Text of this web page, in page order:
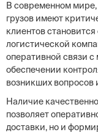
В современном мире,
грузов имеют
клиентов
логистической
оперативной связи
обеспечении
возникших вопросов
Наличие
позволяет
доставки, но и